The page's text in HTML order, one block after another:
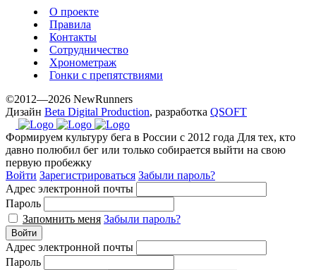
prices.
О проекте
Правила
Контакты
Сотрудничество
Хронометраж
Гонки с препятствиями
©2012—2026 NewRunners
Дизайн Beta Digital Production, разработка QSOFT
Формируем культуру бега в России с 2012 года Для тех, кто
давно полюбил бег или только собирается выйти на свою
первую пробежку
Войти Зарегистрироваться Забыли пароль?
Адрес электронной почты
Пароль
Запомнить меня Забыли пароль?
Войти
Адрес электронной почты
Пароль